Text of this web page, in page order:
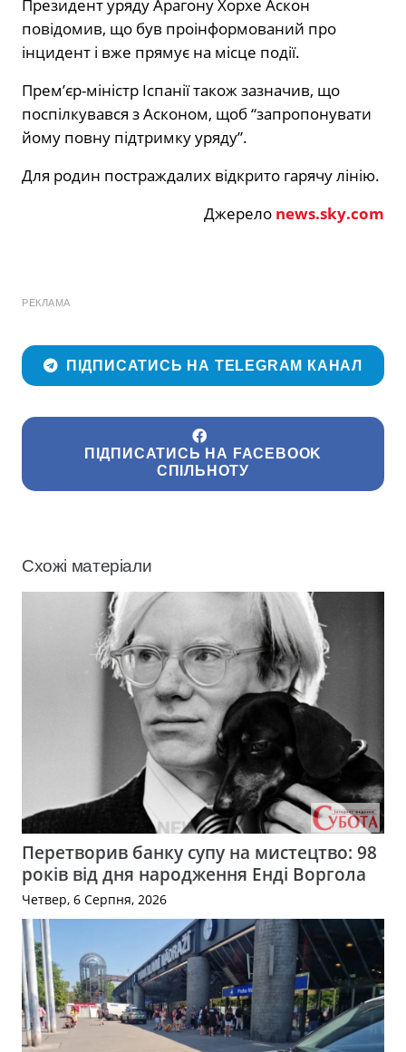
Президент уряду Арагону Хорхе Аскон
повідомив, що був проінформований про
інцидент і вже прямує на місце події.
Прем’єр-міністр Іспанії також зазначив, що
поспілкувався з Асконом, щоб “запропонувати
йому повну підтримку уряду”.
Для родин постраждалих відкрито гарячу лінію.
Джерело news.sky.com
РЕКЛАМА
ПІДПИСАТИСЬ НА TELEGRAM КАНАЛ
ПІДПИСАТИСЬ НА FACEBOOK
СПІЛЬНОТУ
Схожі матеріали
Перетворив банку супу на мистецтво: 98
років від дня народження Енді Воргола
Четвер, 6 Серпня, 2026